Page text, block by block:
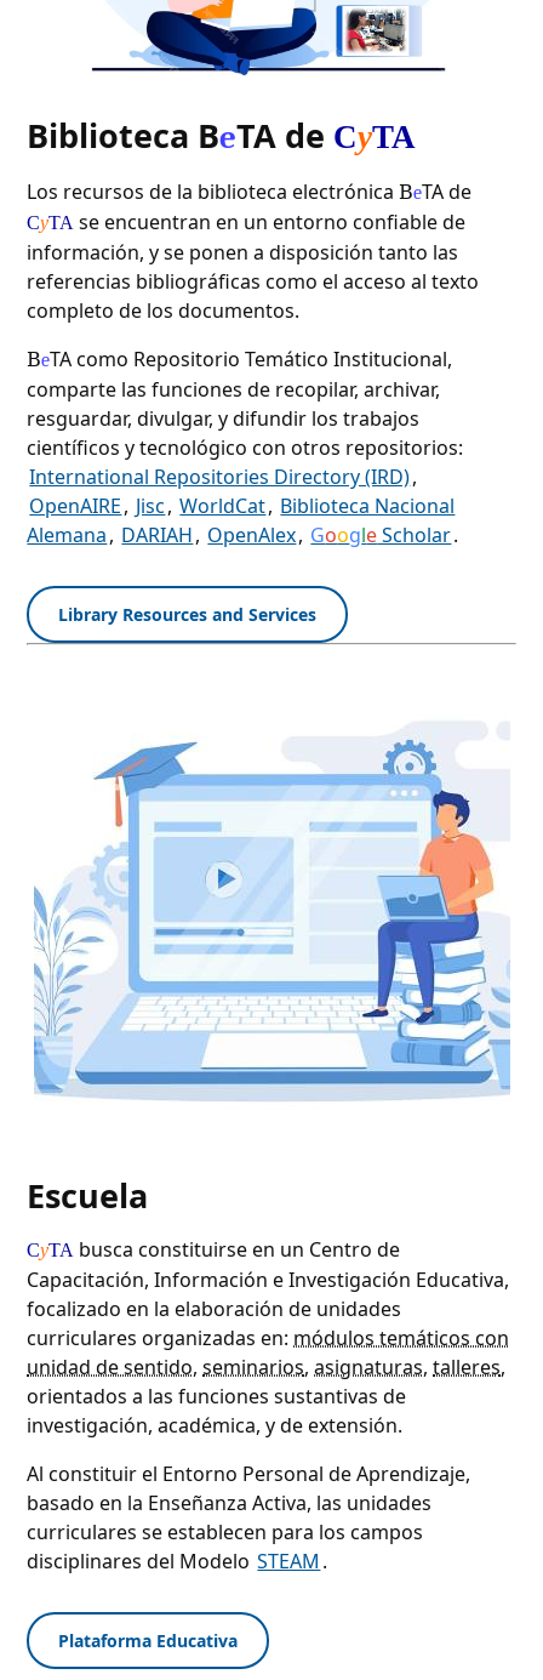
Biblioteca BeTA de CyTA
Los recursos de la biblioteca electrónicaBeTA de
CyTA se encuentran en un entorno confiable de
información, y se ponen a disposición tanto las
referencias bibliográficas como el acceso al texto
completo de los documentos.
BeTA como Repositorio Temático Institucional,
comparte las funciones de recopilar, archivar,
resguardar, divulgar, y difundir los trabajos
científicos y tecnológico con otros repositorios:
International Repositories Directory (IRD),
OpenAIRE, Jisc, WorldCat, Biblioteca Nacional
Alemana, DARIAH, OpenAlex, GoogleScholar.
Library Resources and Services
Escuela
CyTA busca constituirse en un Centro de
Capacitación, Información e Investigación Educativa,
focalizado en la elaboración de unidades
curriculares organizadas en: módulos temáticos con
unidad de sentido,seminarios,asignaturas,talleres,
orientados a las funciones sustantivas de
investigación, académica, y de extensión.
Al constituir el Entorno Personal de Aprendizaje,
basado en la Enseñanza Activa, las unidades
curriculares se establecen para los campos
disciplinares del Modelo STEAM .
Plataforma Educativa